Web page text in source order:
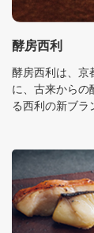
酵房西利
酵房西利は、京
に、古来からの
る西利の新ブラ